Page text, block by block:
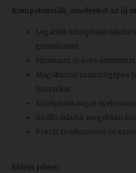
Kompetenciák, amelyeket az új
Legalább középfokú iskolai
gimnázium)
Minimum öt éves
Magabiztos számítógépes
használat
Középfokú angol
Önálló feladat megoldási
Precíz rendszerező és
Előnyt jelent: